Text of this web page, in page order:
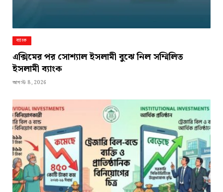
ব্যাংক
এক্সিমের পর সোশ্যাল ইসলামী বুঝে নিল সম্মিলিত
ইসলামী ব্যাংক
আগস্ট 8, 2026